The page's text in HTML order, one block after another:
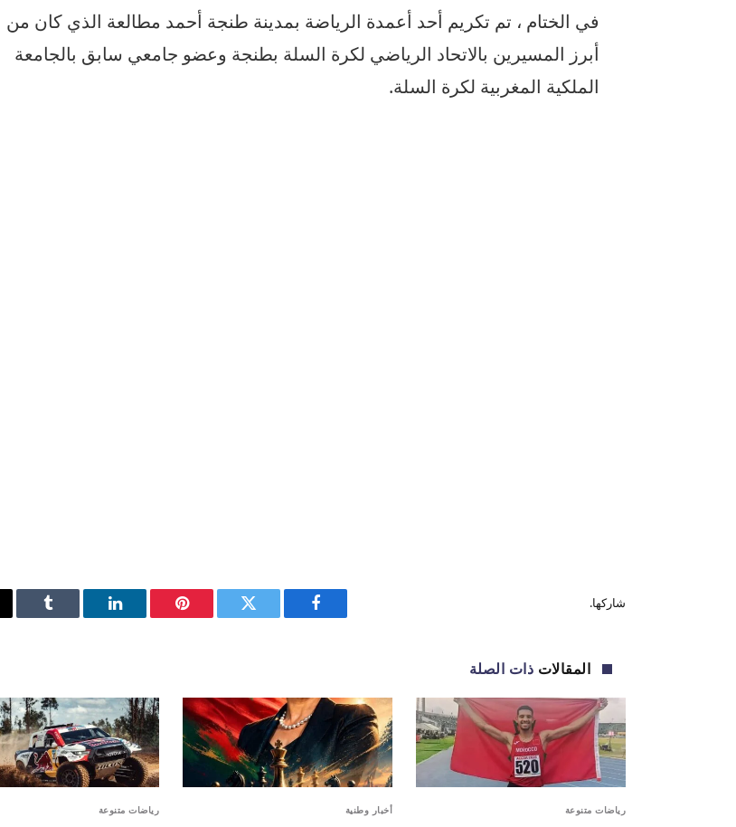
في الختام ، تم تكريم أحد أعمدة الرياضة بمدينة طنجة أحمد مطالعة الذي كان من
أبرز المسيرين بالاتحاد الرياضي لكرة السلة بطنجة وعضو جامعي سابق بالجامعة
الملكية المغربية لكرة السلة.
شاركها.
فيسبوك
تويتر بينتيريستلينكدإن Tumblr
المقالات ذات الصلة
رياضات متنوعة أخبار وطنية رياضات متنوعة